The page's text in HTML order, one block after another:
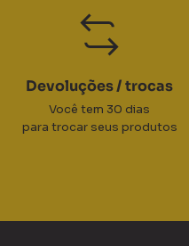
Devoluções / trocas
Você tem 30 dias
para trocar seus produtos